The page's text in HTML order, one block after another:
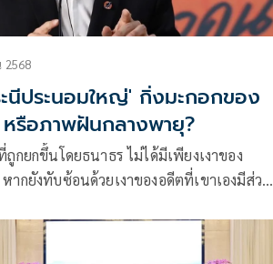
2568
นีประนอมใหญ่' กิ่งมะกอกของ
หรือภาพฝันกลางพายุ?
ถูกยกขึ้นโดยธนาธร ไม่ได้มีเพียงเงาของ
ากยังทับซ้อนด้วยเงาของอดีตที่เขาเองมีส่วน
ยหรู แต่คือภาพฝันที่ยังแกว่งไหวอยู่กลางพายุ